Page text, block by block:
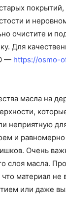
и
очистите и
Для
— https://osmo-
масла на
неприятную
и
Очень
слоя масла.
материал не
или даже